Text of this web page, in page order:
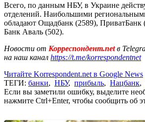
Всего, по данным НБУ, в Украине
отделений. Наибольшими
обладают Ощадбанк (2589), ПриватБанк
Банк Аваль (502).
Новости от Корреспондент.netв
на наш канал https://t.me/korrespondentnet
Читайте Korrespondent.net в Google News
ТЕГИ: банки, НБУ, прибыль, Нацбанк,
Если вы заметили ошибку, выделите
нажмите Ctrl+Enter, чтобы сообщить об